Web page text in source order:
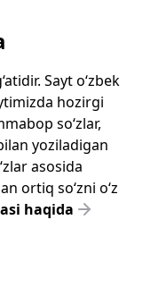
Sayt o‘zbek
hozirgi
so‘zlar,
yoziladigan
asosida
ortiq so‘zni o‘z
haqida